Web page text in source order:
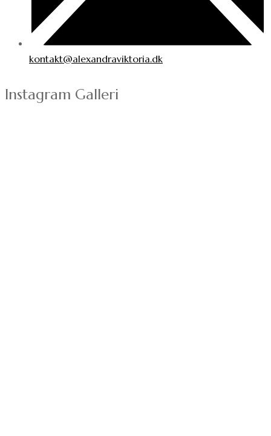
kontakt@alexandraviktoria.dk
Instagram Galleri